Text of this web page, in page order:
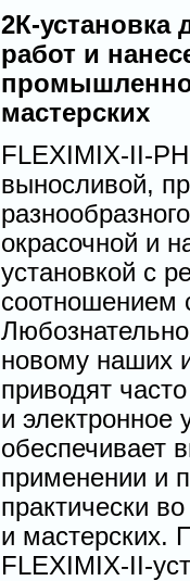
2К-установка
работ и
мастерских
FLEXIMIX-II-
выносливой,
окрасочной и
установкой с
соотношением
новому наших
приводят
и электронное
обеспечивает
применении и
практически
и мастерских.
FLEXIMIX-II-